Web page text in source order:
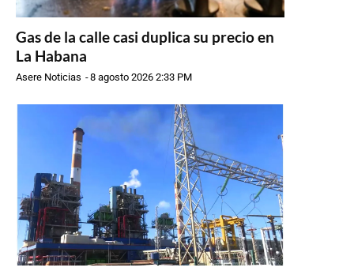
Gas de la calle casi duplica su precio en
La Habana
Asere Noticias -8 agosto 2026 2:33 PM